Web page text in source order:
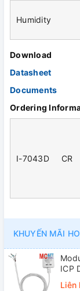
Humidity
Download
Datasheet
Documents
Ordering
I-7043D CR
KHUYẾN MÃI
ICP
Liên